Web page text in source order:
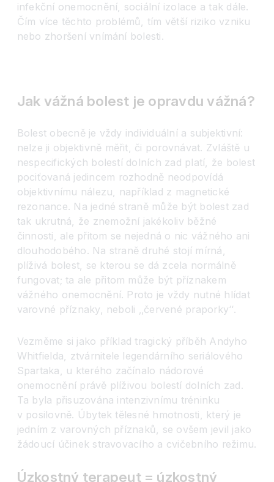
infekční onemocnění, sociální izolace a tak dále.
Čím více těchto problémů, tím větší riziko vzniku
nebo zhoršení vnímání bolesti.
Jak vážná bolest je opravdu vážná?
Bolest obecně je vždy individuální a subjektivní:
nelze ji objektivně měřit, či porovnávat. Zvláště u
nespecifických bolestí dolních zad platí, že bolest
pociťovaná jedincem rozhodně neodpovídá
objektivnímu nálezu, například z magnetické
rezonance. Na jedné straně může být bolest zad
tak ukrutná, že znemožní jakékoliv běžné
činnosti, ale přitom se nejedná o nic vážného ani
dlouhodobého. Na straně druhé stojí mírná,
plíživá bolest, se kterou se dá zcela normálně
fungovat; ta ale přitom může být příznakem
vážného onemocnění. Proto je vždy nutné hlídat
varovné příznaky, neboli ‚‚červené praporky‘‘.
Vezměme si jako příklad tragický příběh Andyho
Whitfielda, ztvárnitele legendárního seriálového
Spartaka, u kterého začínalo nádorové
onemocnění právě plíživou bolestí dolních zad.
Ta byla přisuzována intenzivnímu tréninku
v posilovně. Úbytek tělesné hmotnosti, který je
jedním z varovných příznaků, se ovšem jevil jako
žádoucí účinek stravovacího a cvičebního režimu.
Úzkostný terapeut = úzkostný